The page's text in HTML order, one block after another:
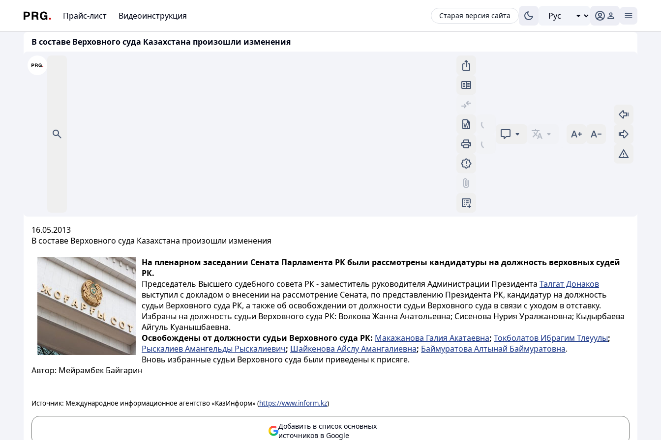
Прайс-лист Видеоинструкция Старая версия сайта
В составе Верховного суда Казахстана произошли изменения
16.05.2013
В составе Верховного суда Казахстана произошли изменения
На пленарном заседании Сената Парламента РК были рассмотрены кандидатуры на должность верховных судей
РК.
Председатель Высшего судебного совета РК - заместитель руководителя Администрации Президента Талгат Донаков
выступил с докладом о внесении на рассмотрение Сената, по представлению Президента РК, кандидатур на должность
судьи Верховного суда РК, а также об освобождении от должности судьи Верховного суда в связи с уходом в отставку.
Избраны на должность судьи Верховного суда РК: Волкова Жанна Анатольевна; Сисенова Нурия Уралжановна; Кыдырбаева
Айгуль Куанышбаевна.
Освобождены от должности судьи Верховного суда РК: Макажанова Галия Акатаевна; Токболатов Ибрагим Тлеуулы;
Рыскалиев Амангельды Рыскалиевич; Шайкенова Айслу Амангалиевна; Баймуратова Алтынай Баймуратовна.
Вновь избранные судьи Верховного суда были приведены к присяге.
Автор: Мейрамбек Байгарин
Источник: Международное информационное агентство «КазИнформ» (https://www.inform.kz)
Добавить в список основных
источников в Google